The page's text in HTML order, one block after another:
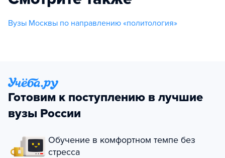
Вузы Москвы по направлению «политология»
Готовим к поступлению в лучшие
вузы России
Обучение в комфортном темпе без
стресса